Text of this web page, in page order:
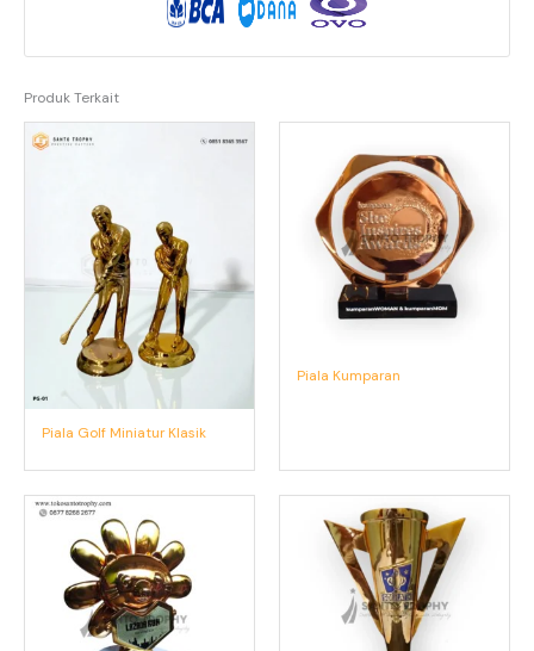
Produk Terkait
Piala Golf Miniatur Klasik
Piala Kumparan